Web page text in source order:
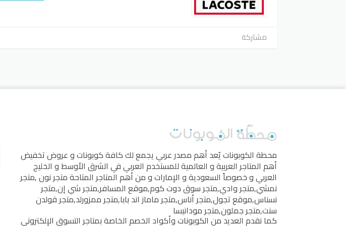
مشاركة
محطة الكوبوناتيُعد أهم مصدر عربي يجمع لك كافة كوبونات و عروض تخفيض
أهم المتاجر العربية و العالمية للمستخدم العربي في الشرق الأوسط و الخليج
العربي و خصوصاً السعودية و الإمارات و من أهم المتاجر المتاحةمتجر نون,متجر
نمشي,متجر وادي,متجر سوق دوت كوم,موقع المسافر,متجر شي إن,متجر
نسناس,موقع تجول,متجر أناس,متجر ماماز اند بابا,متجر ممزورلد,متجر قولدن
سنت,متجر جملون,متجر مودانيسا
كما نقدم العديد من الكوبونات وأكواد الخصم الخاصة بمتاجر التسوق الإلكتروني